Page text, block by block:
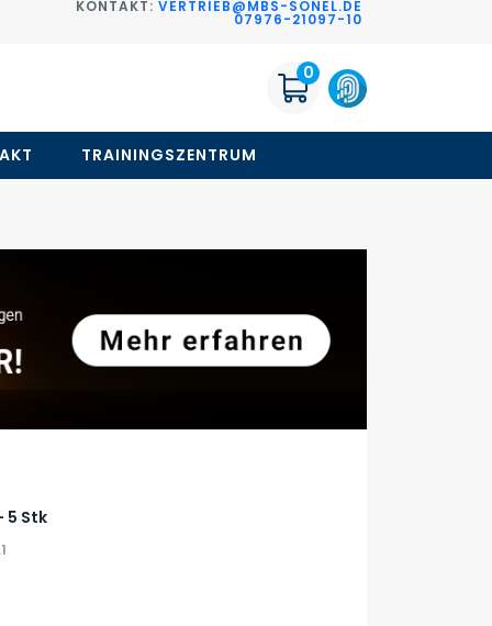
KONTAKT: VERTRIEB@MBS-SONEL.DE
07976-21097-10
0
TRAININGSZENTRUM
5 Stk